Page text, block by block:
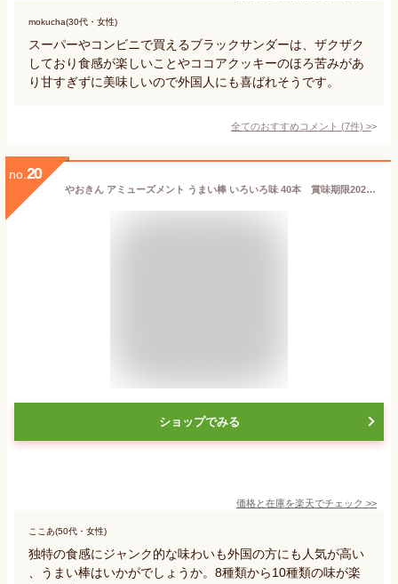
mokucha(30代・女性)
スーパーやコンビニで買えるブラックサンダーは、ザクザク
しており食感が楽しいことやココアクッキーのほろ苦みがあ
り甘すぎずに美味しいので外国人にも喜ばれそうです。
全てのおすすめコメント (7件) >
no. 20
やおきん アミューズメント うまい棒 いろいろ味 40本 賞味期限2025/09/30
ショップでみる
価格と在庫を楽天でチェック >>
ここあ(50代・女性)
独特の食感にジャンク的な味わいも外国の方にも人気が高い
、うまい棒はいかがでしょうか。8種類から10種類の味が楽